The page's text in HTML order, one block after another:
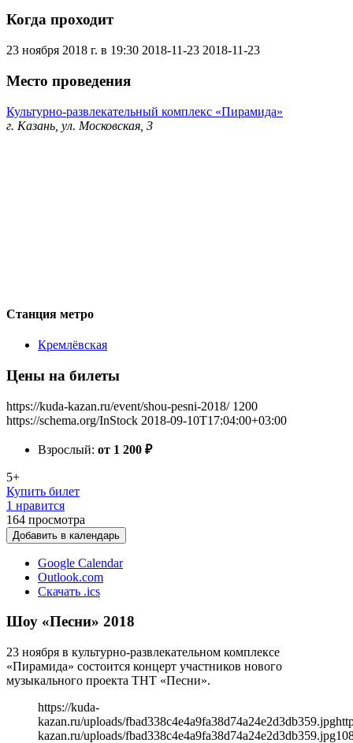
Когда проходит
23 ноября 2018 г. в 19:30 2018-11-23 2018-11-23
Место проведения
Культурно-развлекательный комплекс «Пирамида»
г. Казань, ул. Московская, 3
Станция метро
Кремлёвская
Цены на билеты
https://kuda-kazan.ru/event/shou-pesni-2018/ 1200
https://schema.org/InStock 2018-09-10T17:04:00+03:00
Взрослый: от 1 200 ₽
5+
Купить билет
1 нравится
164 просмотра
Добавить в календарь
Google Calendar
Outlook.com
Скачать .ics
Шоу «Песни» 2018
23 ноября в культурно-развлекательном комплексе
«Пирамида» состоится концерт участников нового
музыкального проекта ТНТ «Песни».
https://kuda-
kazan.ru/uploads/fbad338c4e4a9fa38d74a24e2d3db359.jpg
kazan.ru/uploads/fbad338c4e4a9fa38d74a24e2d3db359.jpg